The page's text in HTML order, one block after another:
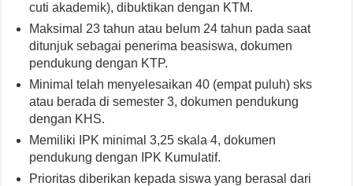
cuti akademik), dibuktikan dengan KTM.
Maksimal 23 tahun atau belum 24 tahun pada saat
ditunjuk sebagai penerima beasiswa, dokumen
pendukung dengan KTP.
Minimal telah menyelesaikan 40 (empat puluh) sks
atau berada di semester 3, dokumen pendukung
dengan KHS.
Memiliki IPK minimal 3,25 skala 4, dokumen
pendukung dengan IPK Kumulatif.
Prioritas diberikan kepada siswa yang berasal dari